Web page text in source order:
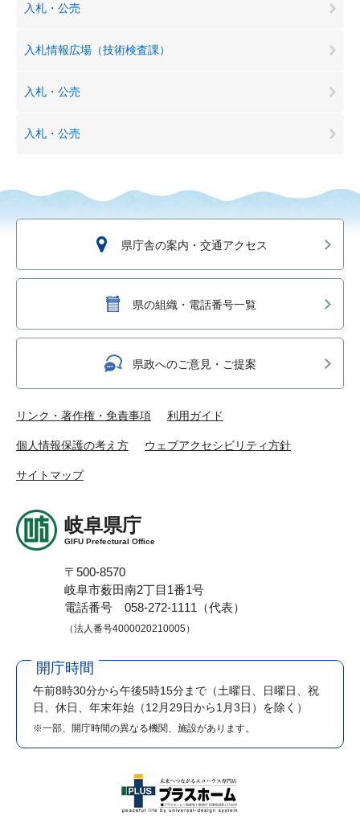
入札・公売
入札情報広場（技術検査課）
入札・公売
入札・公売
県庁舎の案内・交通アクセス
県の組織・電話番号一覧
県政へのご意見・ご提案
リンク・著作権・免責事項 利用ガイド
個人情報保護の考え方 ウェブアクセシビリティ方針
サイトマップ
岐阜県庁
GIFU Prefectural Office
〒500-8570
岐阜市薮田南2丁目1番1号
電話番号 058-272-1111（代表）
（法人番号4000020210005）
開庁時間
午前8時30分から午後5時15分まで （土曜日、日曜日、祝
日、休日、年末年始（12月29日から1月3日）を除く）
※一部、開庁時間の異なる機関、施設があります。